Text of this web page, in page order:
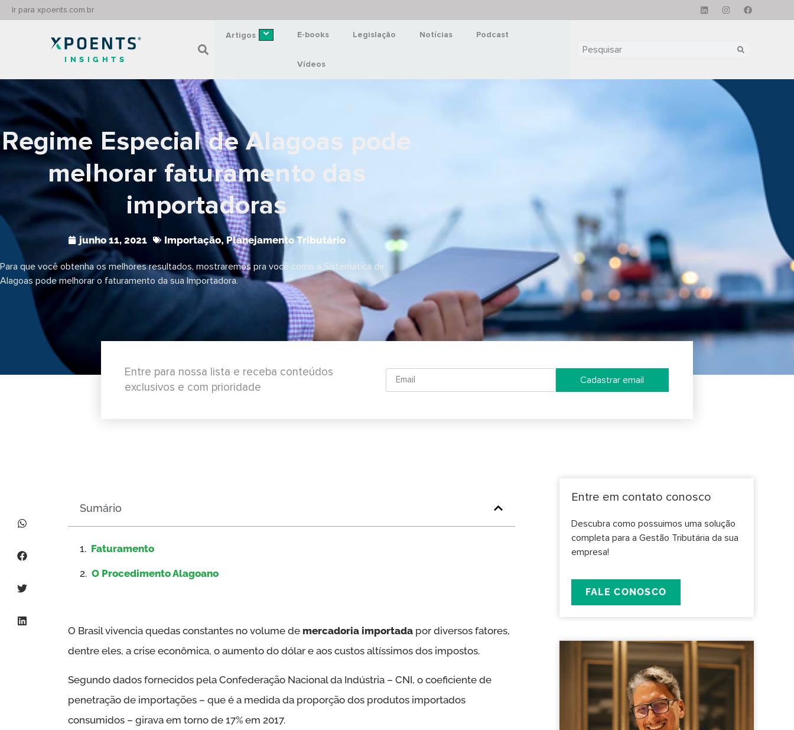
Ir para xpoents.com.br
INSIGHTS
Artigos E-books Legislação Notícias Podcast
Vídeos
Regime Especial de Alagoas pode
melhorar faturamento das
importadoras
junho 11, 2021 Importação,Planejamento Tributário
Para que você obtenha os melhores resultados, mostraremos pra você como a Sistemática de
Alagoas pode melhorar o faturamento da sua Importadora.
Entre para nossa lista e receba conteúdos
exclusivos e com prioridade
Cadastrar email
Sumário
Faturamento
O Procedimento Alagoano
O Brasil vivencia quedas constantes no volume de mercadoria importada por diversos fatores,
dentre eles, a crise econômica, o aumento do dólar e aos custos altíssimos dos impostos.
Segundo dados fornecidos pela Confederação Nacional da Indústria – CNI, o coeficiente de
penetração de importações – que é a medida da proporção dos produtos importados
consumidos – girava em torno de 17% em 2017.
Entre em contato conosco
Descubra como possuimos uma solução
completa para a Gestão Tributária da sua
empresa!
FALE CONOSCO